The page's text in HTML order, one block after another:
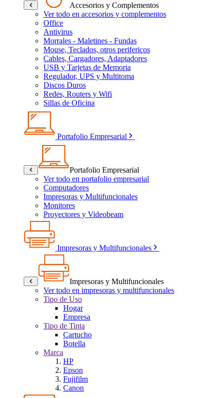
Accesorios y Complementos
Ver todo en accesorios y complementos
Office
Antivirus
Morrales - Maletines - Fundas
Mouse, Teclados, otros perifericos
Cables, Cargadores, Adaptadores
USB y Tarjetas de Memoria
Regulador, UPS y Multitoma
Discos Duros
Redes, Routers y Wifi
Sillas de Oficina
Portafolio Empresarial
Portafolio Empresarial
Ver todo en portafolio empresarial
Computadores
Impresoras y Multifuncionales
Monitores
Proyectores y Videobeam
Impresoras y Multifuncionales
Impresoras y Multifuncionales
Ver todo en impresoras y multifuncionales
Tipo de Uso
Hogar
Empresa
Tipo de Tinta
Cartucho
Botella
Marca
HP
Epson
Fujifilm
Canon